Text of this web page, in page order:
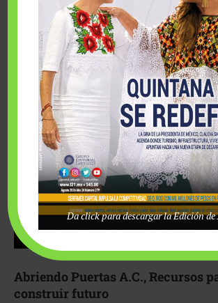
Fairmont Mayakoba y Make-A-Wish México
esfuerzos para hacer realidad el deseo de una
Abriendo Puertas A.C., Recursos
construir futuro
Da click para descargar la Edición de